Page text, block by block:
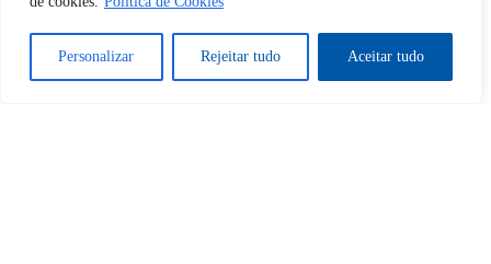
Personalizar Rejeitar tudo Aceitar tudo
Tem certeza de que deseja
desbloquear esta publicação?